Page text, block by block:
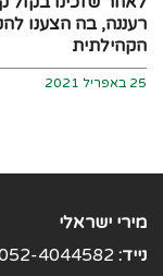
רעננה, בה הצענו
הקהילתית
25 באפריל 2021
מירי ישראלי
נייד: 4044582